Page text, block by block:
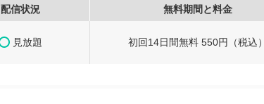
配信状況 無料期間と料金
見放題 初回14日間無料 550円（税込）